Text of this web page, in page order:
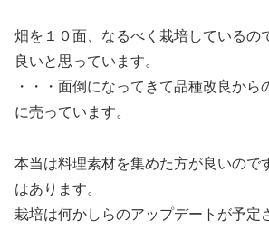
畑を１０面、なるべく栽培しているの
良いと思っています。
・・・面倒になってきて品種改良から
に売っています。
本当は料理素材を集めた方が良いので
はあります。
栽培は何かしらのアップデートが予定